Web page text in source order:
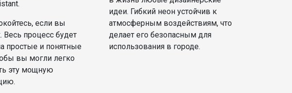
если вы
Весь процесс будет
простые и понятные
вы могли легко
эту мощную
идеи. Гибкий неон устойчив к
атмосферным воздействиям, что
делает его безопасным для
использования в городе.